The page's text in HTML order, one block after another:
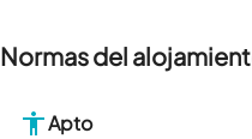
Normas del
Apto